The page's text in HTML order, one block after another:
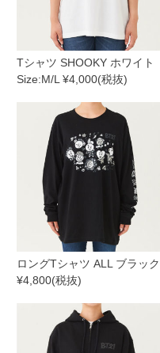
Tシャツ SHOOKY ホワイト
Size:M/L ¥4,000(税抜)
ロングTシャツ ALL ブラック
¥4,800(税抜)